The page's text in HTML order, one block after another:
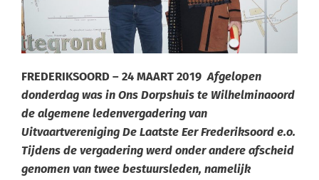
FREDERIKSOORD – 24 MAART 2019 Afgelopen
donderdag was in Ons Dorpshuis te Wilhelminaoord
de algemene ledenvergadering van
Uitvaartvereniging De Laatste Eer Frederiksoord e.o.
Tijdens de vergadering werd onder andere afscheid
genomen van twee bestuursleden, namelijk